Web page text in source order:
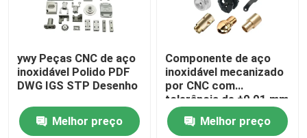
ywy Peças CNC de aço
inoxidável Polido PDF
DWG IGS STP Desenho
Melhor preço
Componente de aço
inoxidável mecanizado
por CNC com
tolerância de ±0,01 mm
Melhor preço